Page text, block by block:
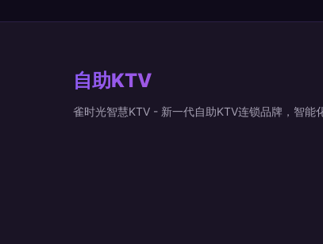
自助KTV
雀时光智慧KTV - 新一代自助KTV连锁品牌，智能